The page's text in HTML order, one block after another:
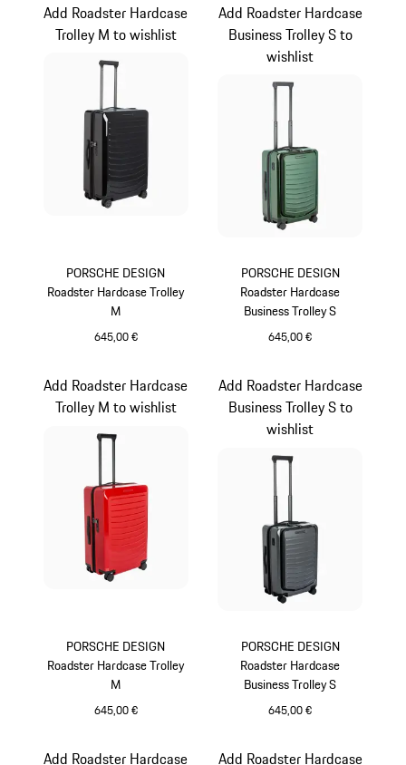
PORSCHE DESIGN
Roadster Hardcase Trolley
M
645,00 €
Add Roadster Hardcase
Trolley M to wishlist
PORSCHE DESIGN
Roadster Hardcase
Business Trolley S
645,00 €
Add Roadster Hardcase
Business Trolley S to
wishlist
PORSCHE DESIGN
Roadster Hardcase Trolley
M
645,00 €
Add Roadster Hardcase
Trolley M to wishlist
PORSCHE DESIGN
Roadster Hardcase
Business Trolley S
645,00 €
Add Roadster Hardcase
Business Trolley S to
wishlist
Add Roadster Hardcase Add Roadster Hardcase